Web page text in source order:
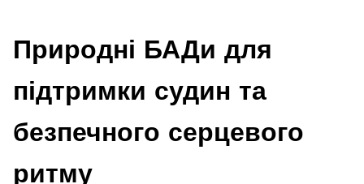
Природні БАДи для
підтримки судин та
безпечного серцевого
ритму